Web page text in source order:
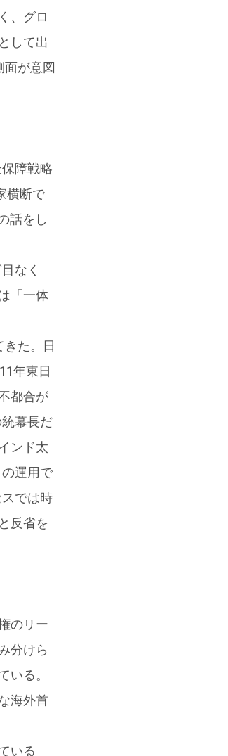
、グロ
して出
が意図
障戦略
横断で
話をし
なく
「一体
た。日
年東日
都合が
幕長だ
ンド太
運用で
では時
反省を
のリー
分けら
いる。
海外首
いる